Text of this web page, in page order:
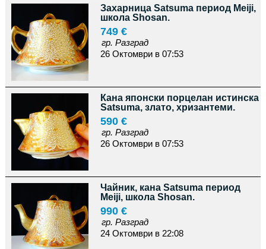
Захарница Satsuma период Meiji,
школа Shosan.
749 €
гр. Разград
26 Октомври в 07:53
Кана японски порцелан истинска
Satsuma, злато, хризантеми.
590 €
гр. Разград
26 Октомври в 07:53
Чайник, кана Satsuma период
Meiji, школа Shosan.
990 €
гр. Разград
24 Октомври в 22:08